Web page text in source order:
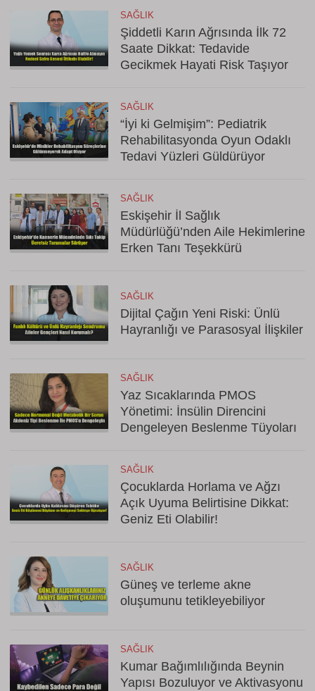
SAĞLIK
Şiddetli Karın Ağrısında İlk 72
Saate Dikkat: Tedavide
Gecikmek Hayati Risk Taşıyor
SAĞLIK
“İyi ki Gelmişim”: Pediatrik
Rehabilitasyonda Oyun Odaklı
Tedavi Yüzleri Güldürüyor
SAĞLIK
Eskişehir İl Sağlık
Müdürlüğü’nden Aile Hekimlerine
Erken Tanı Teşekkürü
SAĞLIK
Dijital Çağın Yeni Riski: Ünlü
Hayranlığı ve Parasosyal İlişkiler
SAĞLIK
Yaz Sıcaklarında PMOS
Yönetimi: İnsülin Direncini
Dengeleyen Beslenme Tüyoları
SAĞLIK
Çocuklarda Horlama ve Ağzı
Açık Uyuma Belirtisine Dikkat:
Geniz Eti Olabilir!
SAĞLIK
Güneş ve terleme akne
oluşumunu tetikleyebiliyor
SAĞLIK
Kumar Bağımlılığında Beynin
Yapısı Bozuluyor ve Aktivasyonu